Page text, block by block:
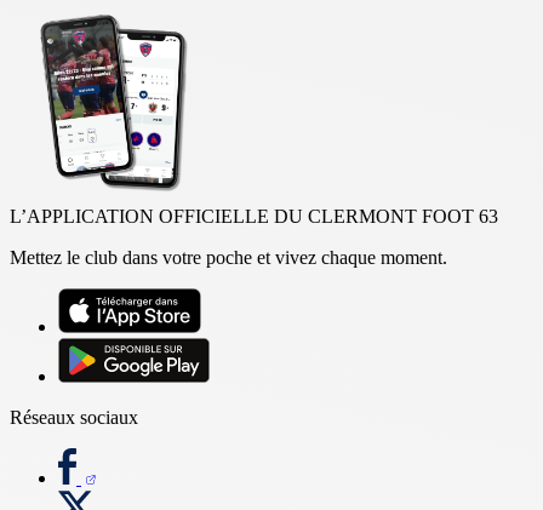
L’APPLICATION OFFICIELLE DU CLERMONT FOOT 63
Mettez le club dans votre poche et vivez chaque moment.
Réseaux sociaux